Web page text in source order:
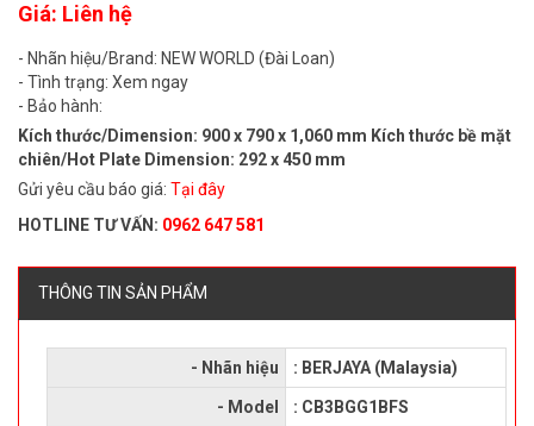
Giá: Liên hệ
- Nhãn hiệu/Brand: NEW WORLD (Đài Loan)
- Tình trạng: Xem ngay
- Bảo hành:
Kích thước/Dimension: 900 x 790 x 1,060 mm Kích thước bề mặt
chiên/Hot Plate Dimension: 292 x 450 mm
Gửi yêu cầu báo giá: Tại đây
HOTLINE TƯ VẤN: 0962 647 581
THÔNG TIN SẢN PHẨM
- Nhãn hiệu : BERJAYA (Malaysia)
- Model : CB3BGG1BFS